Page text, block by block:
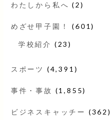
わたしから私へ (2)
めざせ甲子園！ (601)
学校紹介 (23)
スポーツ (4,391)
事件・事故 (1,855)
ビジネスキャッチー (362)